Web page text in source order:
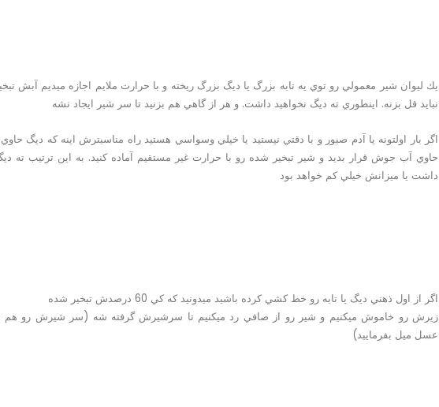
يك ليوان شير معمولي رو توي يه تابه بزرگ يا ديگ بزرگ ريخته و با حرارت ملايم اجازه ميديم آبش
نبايد قل بزنه. اينطوري ته ديگ نخواهيد داشت. و هر از گاهي هم بزنيد تا سر شير ايجاد نشه
اگر بار اولتونه يا آدم صبور و با دقتي نيستيد يا خيلي وسواسي هستيد راه مناسبترش اينه كه ديگ
حاوي آب جوش قرار بديد و شير تبخير شده رو با حرارت غير مستقيم آماده كنيد. به اين ترتيب ته
داشت يا ميزانش خيلي كم خواهد بود
اگر از اول ذهني ديگ يا تابه رو خط كشي كرده باشيد ميدونيد كه كي 60 درصدش تبخير شده
زيرش رو خاموش ميكنيم و شير رو از صافي رد ميكنيم تا سرشيرش گرفته شه (سر شيرش رو هم
عسل ميل بفرماييد)